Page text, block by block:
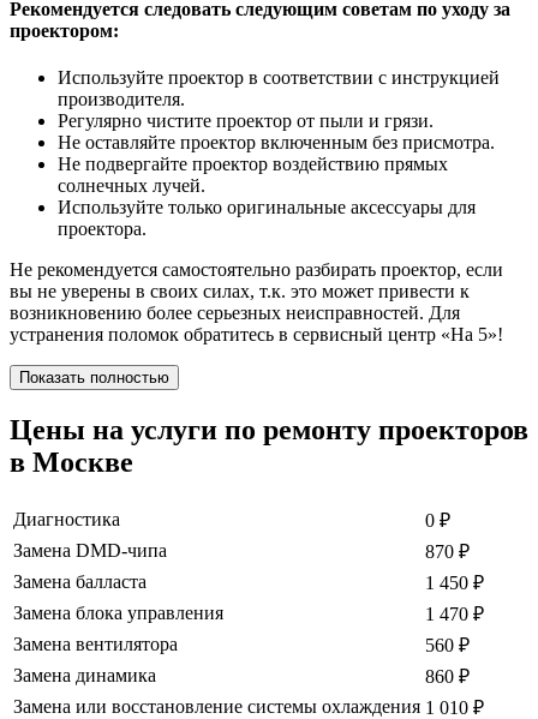
Рекомендуется следовать следующим советам по уходу за
проектором:
Используйте проектор в соответствии с инструкцией
производителя.
Регулярно чистите проектор от пыли и грязи.
Не оставляйте проектор включенным без присмотра.
Не подвергайте проектор воздействию прямых
солнечных лучей.
Используйте только оригинальные аксессуары для
проектора.
Не рекомендуется самостоятельно разбирать проектор, если
вы не уверены в своих силах, т.к. это может привести к
возникновению более серьезных неисправностей. Для
устранения поломок обратитесь в сервисный центр «На 5»!
Показать полностью
Цены на услуги по ремонту проекторов
в Москве
Диагностика 0 ₽
Замена DMD-чипа
870 ₽
Замена балласта
1 450 ₽
Замена блока управления
1 470 ₽
Замена вентилятора
560 ₽
Замена динамика
860 ₽
Замена или восстановление системы охлаждения 1 010 ₽